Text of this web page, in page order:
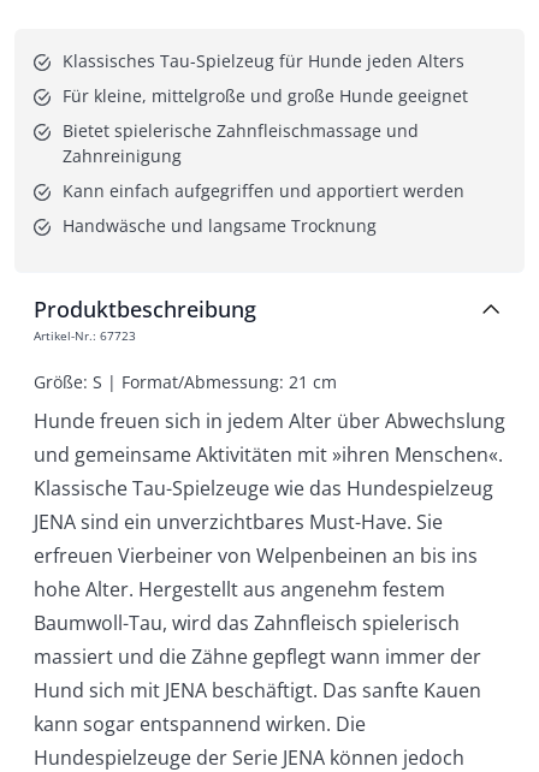
Klassisches Tau-Spielzeug für Hunde jeden Alters
Für kleine, mittelgroße und große Hunde geeignet
Bietet spielerische Zahnfleischmassage und
Zahnreinigung
Kann einfach aufgegriffen und apportiert werden
Handwäsche und langsame Trocknung
Produktbeschreibung
Artikel-Nr.: 67723
Größe: S | Format/Abmessung: 21 cm
Hunde freuen sich in jedem Alter über Abwechslung
und gemeinsame Aktivitäten mit »ihren Menschen«.
Klassische Tau-Spielzeuge wie das Hundespielzeug
JENA sind ein unverzichtbares Must-Have. Sie
erfreuen Vierbeiner von Welpenbeinen an bis ins
hohe Alter. Hergestellt aus angenehm festem
Baumwoll-Tau, wird das Zahnfleisch spielerisch
massiert und die Zähne gepflegt wann immer der
Hund sich mit JENA beschäftigt. Das sanfte Kauen
kann sogar entspannend wirken. Die
Hundespielzeuge der Serie JENA können jedoch